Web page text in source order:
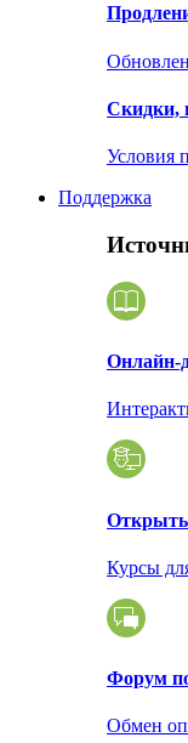
Скидки,
Условия
Поддержка
Онлайн-
Курсы
Форум
Обмен